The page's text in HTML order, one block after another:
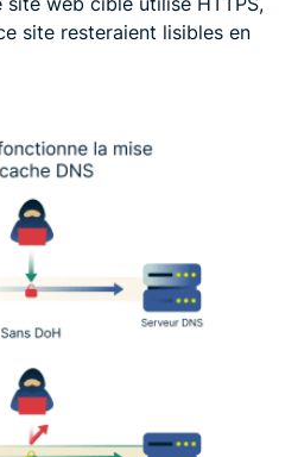
site resteraient lisibles en